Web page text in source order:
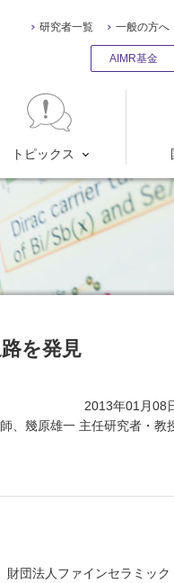
トピックス
研究者一覧 一般の方へ
AIMR基金
を発見
2013年01月08
、幾原雄一 主任研究者・教
財団法人ファインセラミック